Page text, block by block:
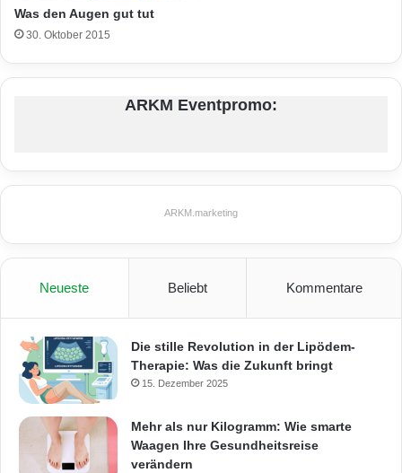
Was den Augen gut tut
30. Oktober 2015
ARKM Eventpromo:
ARKM.marketing
Neueste Beliebt Kommentare
Die stille Revolution in der Lipödem-
Therapie: Was die Zukunft bringt
15. Dezember 2025
Mehr als nur Kilogramm: Wie smarte
Waagen Ihre Gesundheitsreise
verändern